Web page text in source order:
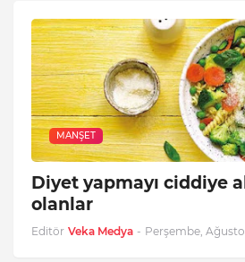
MANŞET
Diyet yapmayı ciddiye
olanlar
Editör Veka Medya - Perşembe,